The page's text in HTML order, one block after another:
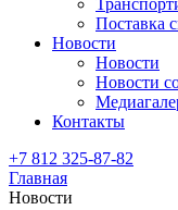
Поставка
Новости
Новости
Новости
Контакты
+7 812 325-87-82
Главная
Новости